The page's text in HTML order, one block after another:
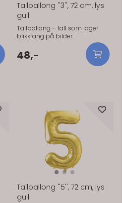
Tallballong ''3'', 72 cm, lys
gull
Tallballong – tall som lager
blikkfang på bilder.
48,-
Tallballong ''5'', 72 cm, lys
gull
På lager